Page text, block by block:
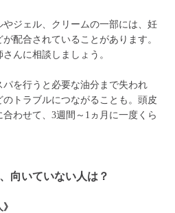
ジェル、クリームの一部には、妊
配合されていることがあります。
んに相談しましょう。
パを行うと必要な油分まで失われ
トラブルにつながることも。頭皮
わせて、3週間～1ヵ月に一度くら
向いていない人は？